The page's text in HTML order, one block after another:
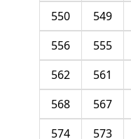
549
550
555
556
561
562
567
568
573
574